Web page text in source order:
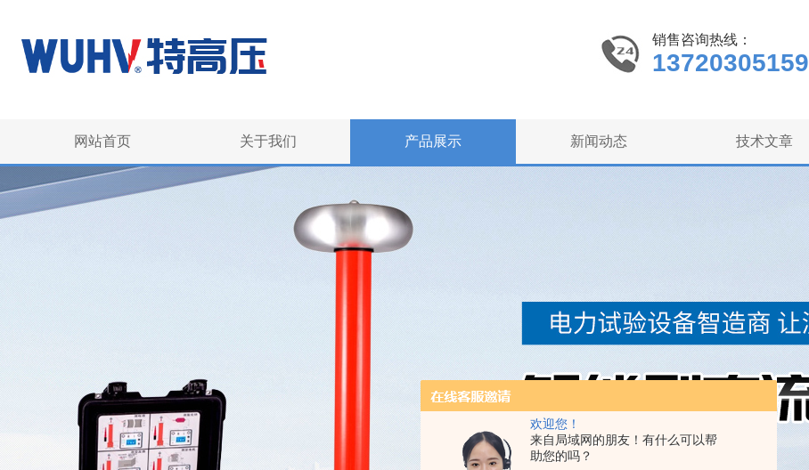
欢迎您！
来自局域网的朋友！有什么可以帮
助您的吗？
销售咨询热线：
13720305159
网站首页 关于我们 产品展示 新闻动态 技术文章